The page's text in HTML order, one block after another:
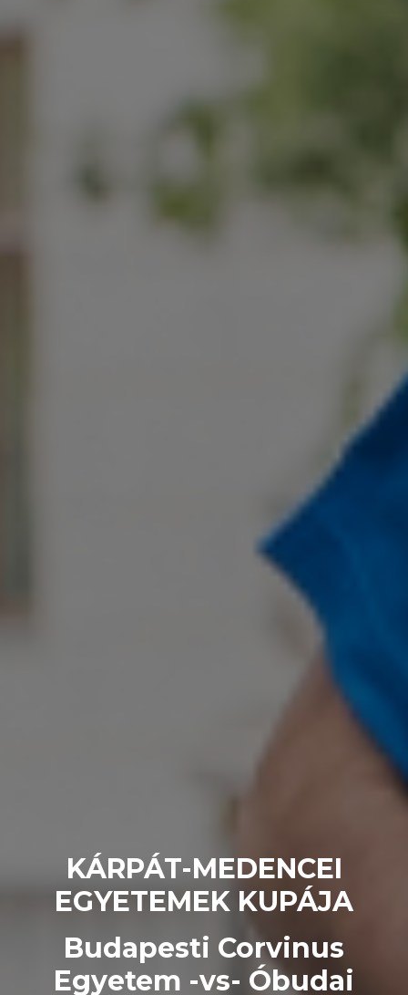
KÁRPÁT-MEDENCEI
EGYETEMEK KUPÁJA
Budapesti Corvinus
Egyetem -vs- Óbudai